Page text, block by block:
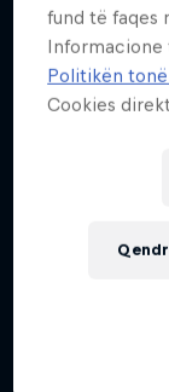
fund të faqes
Informacione
Politikën
Cookies